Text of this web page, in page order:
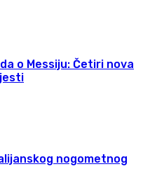
o Messiju: Četiri nova
nogometnog